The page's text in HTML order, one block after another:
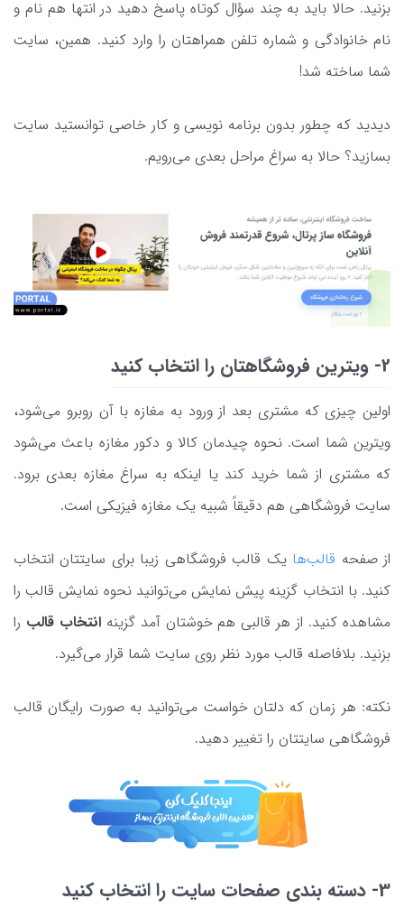
بزنید. حالا باید به چند سؤال کوتاه پاسخ دهید در انتها هم نام و
نام خانوادگی و شماره تلفن همراهتان را وارد کنید. همین، سایت
شما ساخته شد!
دیدید که چطور بدون برنامه نویسی و کار خاصی توانستید سایت
بسازید؟ حالا به سراغ مراحل بعدی می‌رویم.
2- ویترین فروشگاهتان را انتخاب کنید
اولین چیزی که مشتری بعد از ورود به مغازه با آن روبرو می‌شود،
ویترین شما است. نحوه چیدمان کالا و دکور مغازه باعث می‌شود
که مشتری از شما خرید کند یا اینکه به سراغ مغازه بعدی برود.
سایت فروشگاهی هم دقیقاً شبیه یک مغازه فیزیکی است.
از صفحه قالب‌ها یک قالب فروشگاهی زیبا برای سایتتان انتخاب
کنید. با انتخاب گزینه پیش نمایش می‌توانید نحوه نمایش قالب را
مشاهده کنید. از هر قالبی هم خوشتان آمد گزینهانتخاب قالب را
بزنید. بلافاصله قالب مورد نظر روی سایت شما قرار می‌گیرد.
نکته: هر زمان که دلتان خواست می‌توانید به صورت رایگان قالب
فروشگاهی سایتتان را تغییر دهید.
3- دسته بندی صفحات سایت را انتخاب کنید